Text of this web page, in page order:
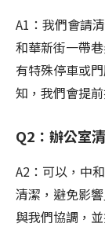
A1：我們會請
和華新街一帶
有特殊停車或
知，我們會提
Q2：辦公室
A2：可以，中
清潔，避免影
與我們協調，